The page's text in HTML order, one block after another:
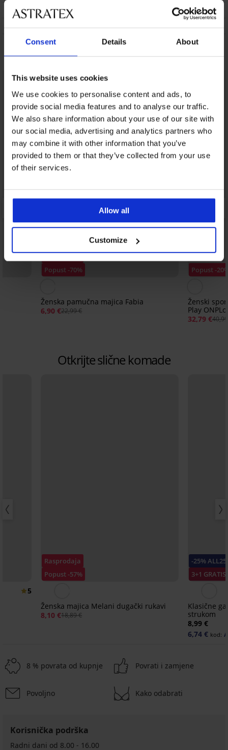
Consent Details About
This website uses cookies
We use cookies to personalise content and ads, to
provide social media features and to analyse our traffic.
We also share information about your use of our site with
our social media, advertising and analytics partners who
may combine it with other information that you’ve
provided to them or that they’ve collected from your use
of their services.
Allow all
Customize
ZAMJENA
ODRŽAVANJE I PRANJE
Možda će vam se svidjeti
Popust -70%
Ženska pamučna majica Fabia
6,90 €22,99 €
Popust -
Ženski
Play
32,79 €
Otkrijte slične komade
5
Rasprodaja
Popust -57%
Ženska majica Melani dugački rukavi
8,10 €18,89 €
-25% ALL25
3+1 GRATIS
Klasične
strukom
8,99 €
6,74 € kod:
Majica
MajicaŽenska
8 % povrata od kupnje Povrati i zamjene
Povoljno Kako odabrati
Korisnička podrška
Radni dani od 8.00 - 16.00